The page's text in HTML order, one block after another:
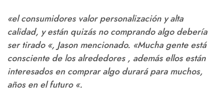
«el consumidores valor personalización y alta
calidad, y están quizás no comprando algo debería
ser tirado «, Jason mencionado. «Mucha gente está
consciente de los alrededores , además ellos están
interesados ​​en comprar algo durará para muchos,
años en el futuro «.